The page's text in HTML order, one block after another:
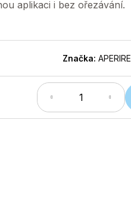
aplikaci i bez ořezávání.
Značka: APERIRE